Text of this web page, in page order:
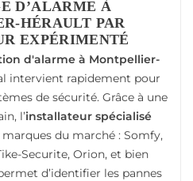
D’ALARME À
HÉRAULT PAR
EXPÉRIMENTÉ
d'alarme à Montpellier-
intervient rapidement pour
de sécurité. Grâce à une
l’installateur spécialisé
du marché : Somfy,
Securite, Orion, et bien
d’identifier les pannes